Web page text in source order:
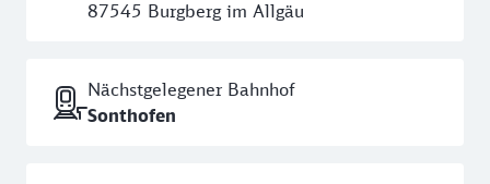
unterschiedlichen Hütten
den Bergbau werfen, entdecken. In der Geologie-
Hütte werden unter anderem Fossilien für Jung
87545 Burgberg im Allgäu
Nächstgelegener Bahnhof
Sonthofen